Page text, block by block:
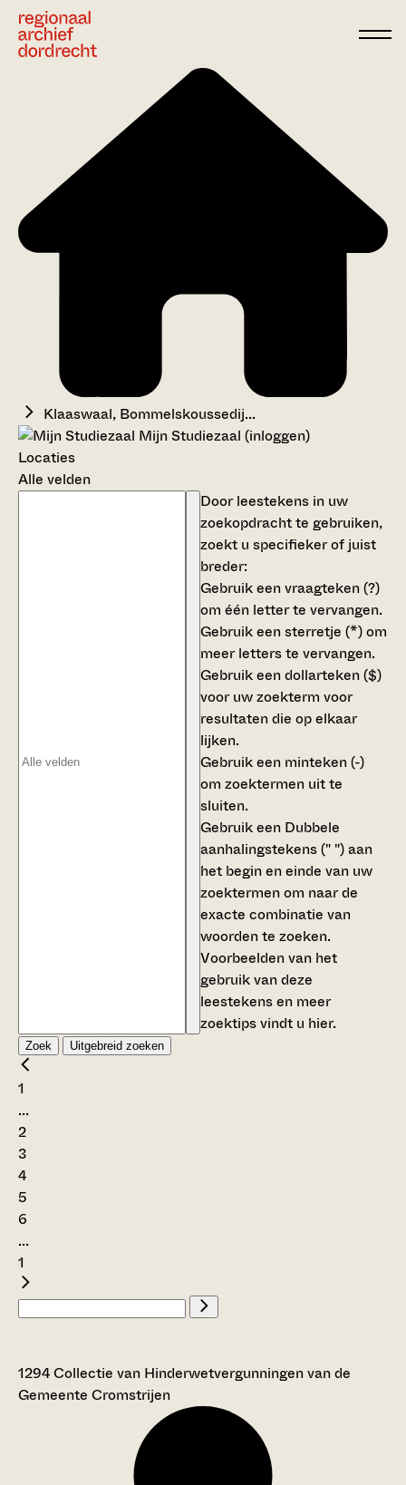
Klaaswaal, Bommelskoussedij...
Mijn Studiezaal (inloggen)
Locaties
Alle velden
Door leestekens in uw
zoekopdracht te gebruiken,
zoekt u specifieker of juist
breder:
Gebruik eenvraagteken (?)
om één letter te vervangen.
Gebruik eensterretje (*)om
meer letters te vervangen.
Gebruik eendollarteken ($)
voor uw zoekterm voor
resultaten die op elkaar
lijken.
Gebruik een minteken (-)
om zoektermen uit te
sluiten.
Gebruik een Dubbele
aanhalingstekens (" ")aan
het begin en einde van uw
zoektermen om naar de
exacte combinatie van
woorden te zoeken.
Voorbeelden van het
gebruik van deze
leestekens en meer
zoektips vindt u hier.
Zoek Uitgebreid zoeken
1
...
2
3
4
5
6
...
1
1294 Collectie van Hinderwetvergunningen van de
Gemeente Cromstrijen